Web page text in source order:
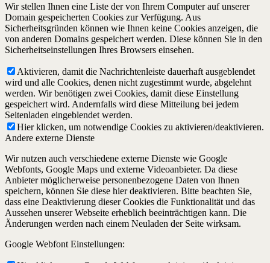
Wir stellen Ihnen eine Liste der von Ihrem Computer auf unserer
Domain gespeicherten Cookies zur Verfügung. Aus
Sicherheitsgründen können wie Ihnen keine Cookies anzeigen, die
von anderen Domains gespeichert werden. Diese können Sie in den
Sicherheitseinstellungen Ihres Browsers einsehen.
Aktivieren, damit die Nachrichtenleiste dauerhaft ausgeblendet
wird und alle Cookies, denen nicht zugestimmt wurde, abgelehnt
werden. Wir benötigen zwei Cookies, damit diese Einstellung
gespeichert wird. Andernfalls wird diese Mitteilung bei jedem
Seitenladen eingeblendet werden.
Hier klicken, um notwendige Cookies zu aktivieren/deaktivieren.
Andere externe Dienste
Wir nutzen auch verschiedene externe Dienste wie Google
Webfonts, Google Maps und externe Videoanbieter. Da diese
Anbieter möglicherweise personenbezogene Daten von Ihnen
speichern, können Sie diese hier deaktivieren. Bitte beachten Sie,
dass eine Deaktivierung dieser Cookies die Funktionalität und das
Aussehen unserer Webseite erheblich beeinträchtigen kann. Die
Änderungen werden nach einem Neuladen der Seite wirksam.
Google Webfont Einstellungen: